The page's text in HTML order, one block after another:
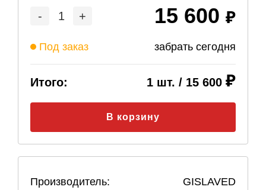
- 1 + 15 600
Под заказ забрать сегодня
Итого: 1 шт. / 15 600
В корзину
Производитель: GISLAVED